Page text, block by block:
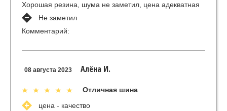
Хорошая резина, шума не заметил, цена адекватная
Не заметил
Комментарий:
08 августа 2023 Алёна И.
Отличная шина
цена - качество